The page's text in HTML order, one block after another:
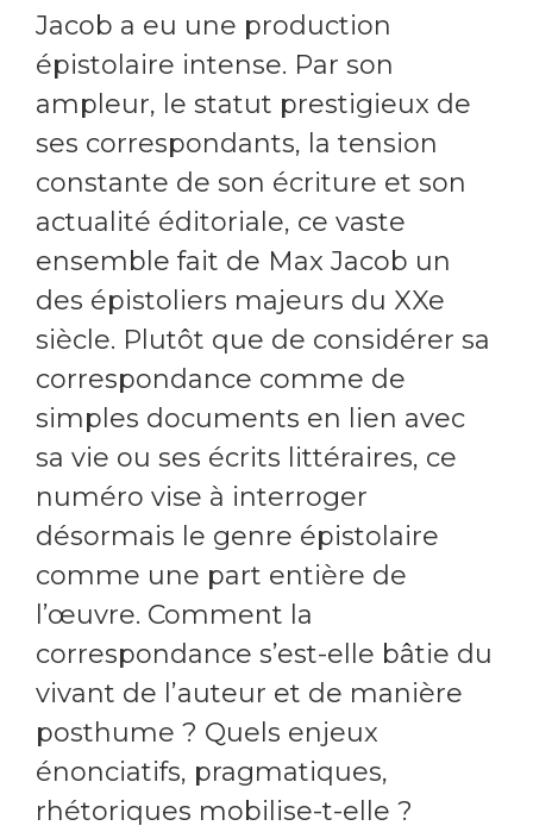
Jacob a eu une production
épistolaire intense. Par son
ampleur, le statut prestigieux de
ses correspondants, la tension
constante de son écriture et son
actualité éditoriale, ce vaste
ensemble fait de Max Jacob un
des épistoliers majeurs du XXe
siècle. Plutôt que de considérer sa
correspondance comme de
simples documents en lien avec
sa vie ou ses écrits littéraires, ce
numéro vise à interroger
désormais le genre épistolaire
comme une part entière de
l’œuvre. Comment la
correspondance s’est-elle bâtie du
vivant de l’auteur et de manière
posthume ? Quels enjeux
énonciatifs, pragmatiques,
rhétoriques mobilise-t-elle ?